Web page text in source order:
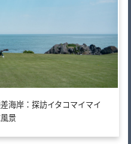
海岸：探訪イタコマイマイ
景